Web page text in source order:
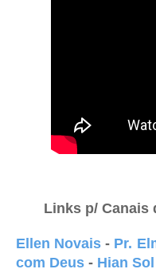
Links p/ Canais
Ellen Novais - Pr.
com Deus - Hian